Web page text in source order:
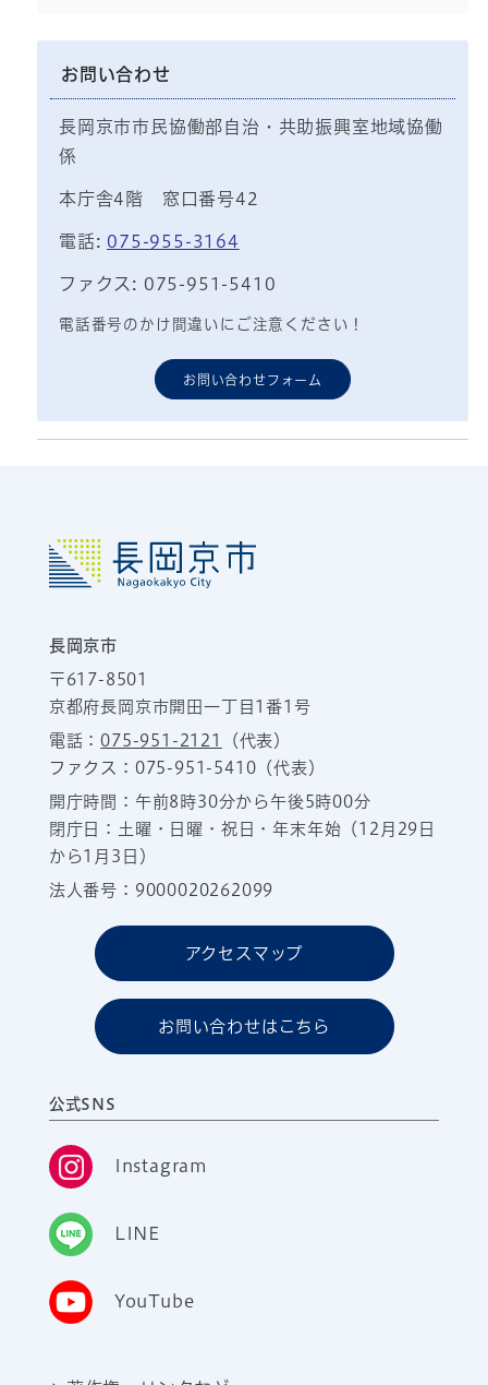
お問い合わせ
長岡京市市民協働部自治・共助振興室地域協働
係
本庁舎4階 窓口番号42
電話: 075-955-3164
ファクス: 075-951-5410
電話番号のかけ間違いにご注意ください！
お問い合わせフォーム
長岡京市
〒617-8501
京都府長岡京市開田一丁目1番1号
電話：075-951-2121
（代表）
ファクス：075-951-5410（代表）
開庁時間：午前8時30分から午後5時00分
閉庁日：土曜・日曜・祝日・年末年始（12月29日
から1月3日）
法人番号：9000020262099
アクセスマップ
お問い合わせはこちら
公式SNS
Instagram
LINE
YouTube